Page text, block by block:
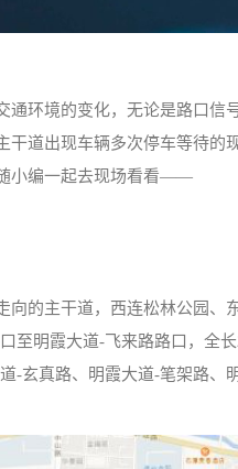
通环境的变化，无论是路口
干道出现车辆多次停车等待
小编一起去现场看看——
向的主干道，西连松林公园
至明霞大道-飞来路路口，全
-玄真路、明霞大道-笔架路